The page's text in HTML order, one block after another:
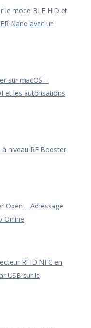
le mode BLE HID et
Nano avec un
sur macOS –
et les autorisations
niveau RF Booster
Open – Adressage
Online
RFID NFC en
USB sur le